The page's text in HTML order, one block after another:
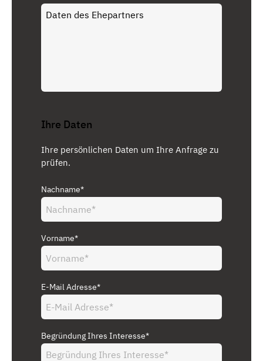
Ihre Daten
Ihre persönlichen Daten um Ihre Anfrage zu
prüfen.
Nachname*
Vorname*
E-Mail Adresse*
Begründung Ihres Interesse*